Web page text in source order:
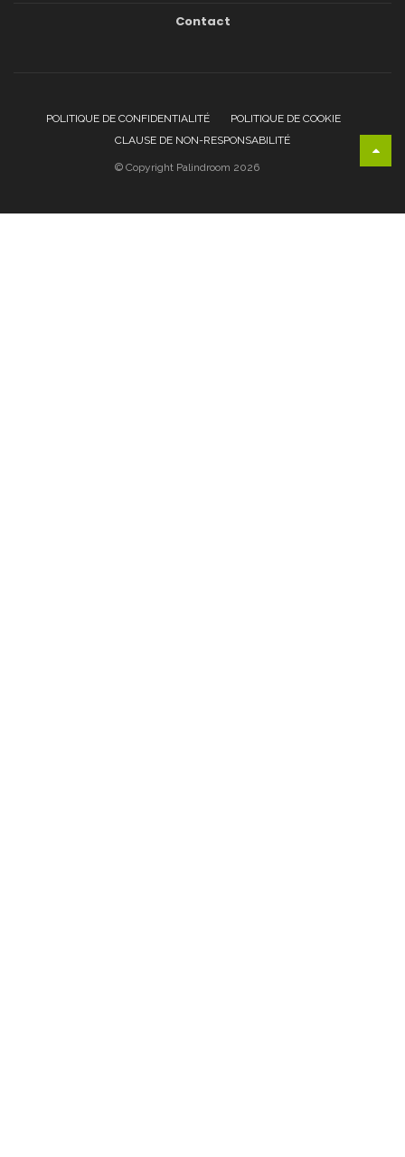
Contact
POLITIQUE DE CONFIDENTIALITÉ
POLITIQUE DE COOKIE
CLAUSE DE NON-RESPONSABILITÉ
© Copyright Palindroom 2026